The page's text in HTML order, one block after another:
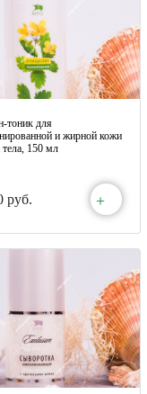
тоник для
и жирной кожи
тела, 150 мл
руб. +